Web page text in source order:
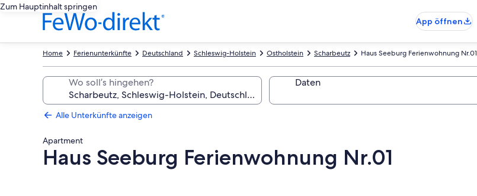
Zum Hauptinhalt springen
App öffnen
Haus Seeburg Ferienwohnung Nr.01
Scharbeutz
Ostholstein
Schleswig-Holstein
Deutschland
Ferienunterkünfte
Home
Wo soll’s hingehen? Daten
Alle Unterkünfte anzeigen
Apartment
Haus Seeburg Ferienwohnung Nr.01